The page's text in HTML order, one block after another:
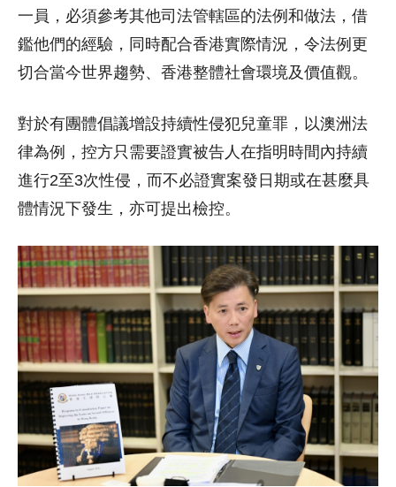
一員，必須參考其他司法管轄區的法例和做法，借
鑑他們的經驗，同時配合香港實際情況，令法例更
切合當今世界趨勢、香港整體社會環境及價值觀。
對於有團體倡議增設持續性侵犯兒童罪，以澳洲法
律為例，控方只需要證實被告人在指明時間內持續
進行2至3次性侵，而不必證實案發日期或在甚麼具
體情況下發生，亦可提出檢控。